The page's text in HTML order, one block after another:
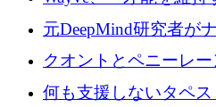
8,500万ドルの株式公
元DeepMind研究者が
ントを拡張するために
記録を獲得
クオントとペニーレ
テックの友人と敵
何も支援しないタペ